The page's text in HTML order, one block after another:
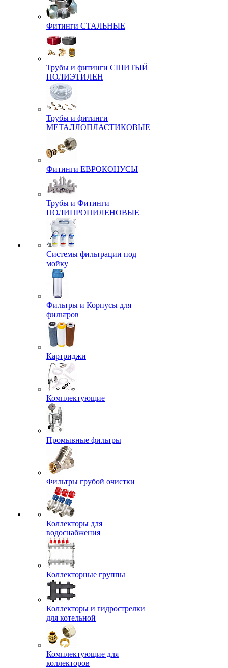
Фитинги СТАЛЬНЫЕ
Трубы и фитинги СШИТЫЙ
ПОЛИЭТИЛЕН
Трубы и фитинги
МЕТАЛЛОПЛАСТИКОВЫЕ
Фитинги ЕВРОКОНУСЫ
Трубы и Фитинги
ПОЛИПРОПИЛЕНОВЫЕ
Системы фильтрации под
мойку
Фильтры и Корпусы для
фильтров
Картриджи
Комплектующие
Промывные фильтры
Фильтры грубой очистки
Коллекторы для
водоснабжения
Коллекторные группы
Коллекторы и гидрострелки
для котельной
Комплектующие для
коллекторов